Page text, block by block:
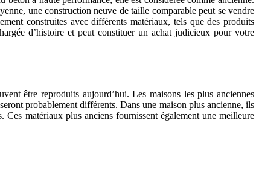
une construction neuve de taille comparable peut se vendre
construites avec différents matériaux, tels que des produits
d’histoire et peut constituer un achat judicieux pour votre
être reproduits aujourd’hui. Les maisons les plus anciennes
probablement différents. Dans une maison plus ancienne, ils
matériaux plus anciens fournissent également une meilleure